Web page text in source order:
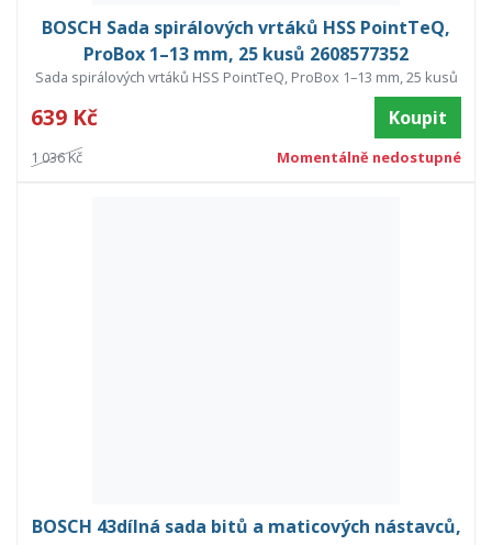
BOSCH Sada spirálových vrtáků HSS PointTeQ,
ProBox 1–13 mm, 25 kusů 2608577352
Sada spirálových vrtáků HSS PointTeQ, ProBox 1–13 mm, 25 kusů
639 Kč Koupit
1 036 Kč Momentálně nedostupné
BOSCH 43dílná sada bitů a maticových nástavců,